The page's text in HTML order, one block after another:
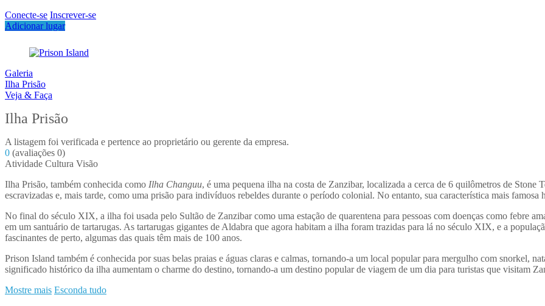
Conecte-se Inscrever-se
Adicionar lugar
Galeria
Ilha Prisão
Veja & Faça
Ilha Prisão
A listagem foi verificada e pertence ao proprietário ou gerente da empresa.
0 (avaliações 0)
Atividade Cultura Visão
Ilha Prisão, também conhecida como Ilha Changuu, é uma pequena ilha na costa de Zanzibar, localizada a cerca de 6 quilômetros de
escravizadas e, mais tarde, como uma prisão para indivíduos rebeldes durante o período colonial. No entanto, sua característica mais famosa
No final do século XIX, a ilha foi usada pelo Sultão de Zanzibar como uma estação de quarentena para pessoas com doenças como febre
em um santuário de tartarugas. As tartarugas gigantes de Aldabra que agora habitam a ilha foram trazidas para lá no século XIX, e a
fascinantes de perto, algumas das quais têm mais de 100 anos.
Prison Island também é conhecida por suas belas praias e águas claras e calmas, tornando-a um local popular para mergulho com snorkel,
significado histórico da ilha aumentam o charme do destino, tornando-a um destino popular de viagem de um dia para turistas que visitam
Mostre mais Esconda tudo